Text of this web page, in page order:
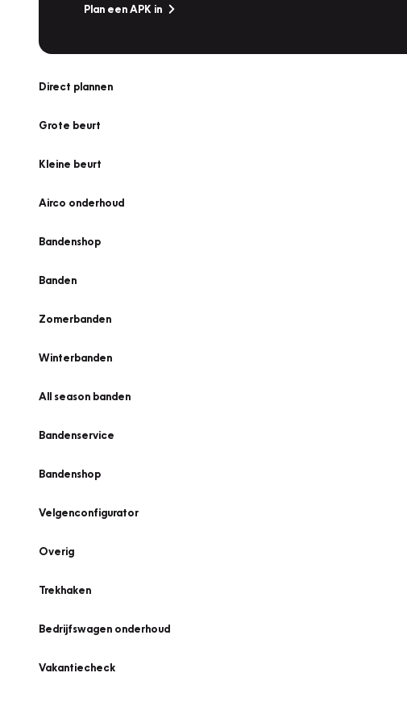
Plan een APK in
Direct plannen
Grote beurt
Kleine beurt
Airco onderhoud
Bandenshop
Banden
Zomerbanden
Winterbanden
All season banden
Bandenservice
Bandenshop
Velgenconfigurator
Overig
Trekhaken
Bedrijfswagen onderhoud
Vakantiecheck